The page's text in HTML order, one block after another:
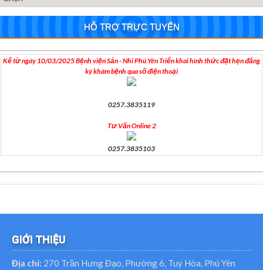
HỖ TRỢ TRỰC TUYẾN
Kể từ ngày 10/03/2025 Bệnh viện Sản - Nhi Phú Yên Triển khai hình thức đặt hẹn đăng
ký khám bệnh qua số điện thoại
0257.3835119
Tư Vấn Online 2
0257.3835103
GIỚI THIỆU
Địa chỉ: 270 Trần Hưng Đạo, Phường 6, Tuy Hòa, Phú Yên